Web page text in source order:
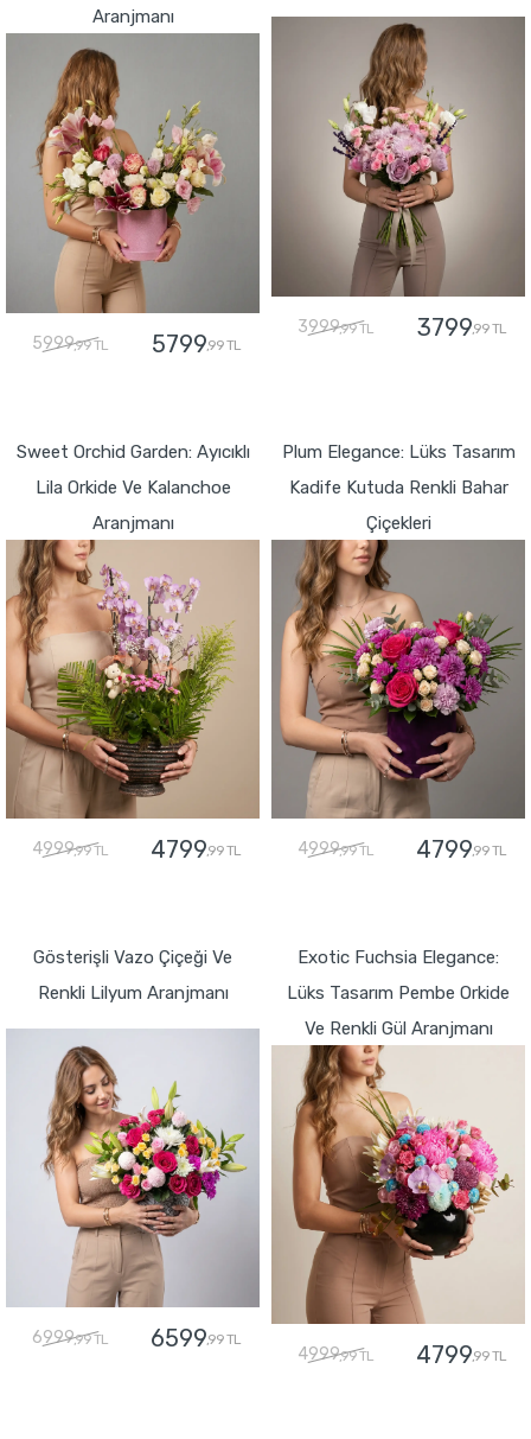
Aranjmanı
5999,99 TL 5799,99 TL
3999,99 TL 3799,99 TL
Sweet Orchid Garden: Ayıcıklı
Lila Orkide Ve Kalanchoe
Aranjmanı
4999,99 TL 4799,99 TL
Plum Elegance: Lüks Tasarım
Kadife Kutuda Renkli Bahar
Çiçekleri
4999,99 TL 4799,99 TL
Gösterişli Vazo Çiçeği Ve
Renkli Lilyum Aranjmanı
6999,99 TL 6599,99 TL
Exotic Fuchsia Elegance:
Lüks Tasarım Pembe Orkide
Ve Renkli Gül Aranjmanı
4999,99 TL 4799,99 TL